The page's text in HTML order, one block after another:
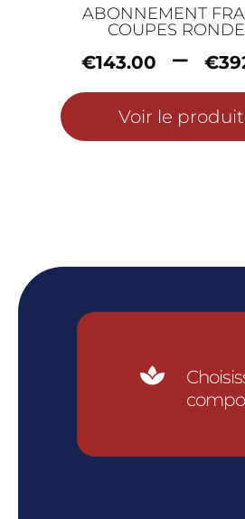
ABONNEMENT
COUPES
€143.00 – €
Voir le produit
